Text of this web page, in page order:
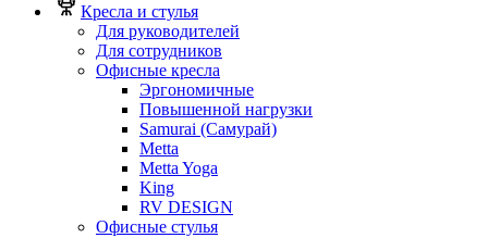
Кресла и стулья
Для руководителей
Для сотрудников
Офисные кресла
Эргономичные
Повышенной нагрузки
Samurai (Самурай)
Metta
Metta Yoga
King
RV DESIGN
Офисные стулья